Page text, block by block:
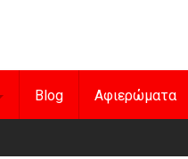
Blog Αφιερώματα